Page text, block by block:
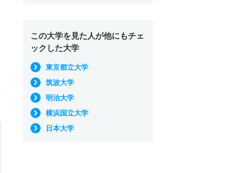
この大学を見た人が他にもチェ
ックした大学
東京都立大学
筑波大学
明治大学
横浜国立大学
日本大学